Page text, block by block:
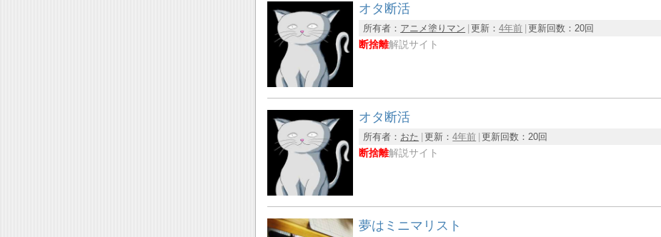
オタ断活
所有者： アニメ塗りマン 更新：4年前 更新回数： 20回
断捨離解説サイト
オタ断活
所有者： おた 更新：4年前 更新回数： 20回
断捨離解説サイト
夢はミニマリスト